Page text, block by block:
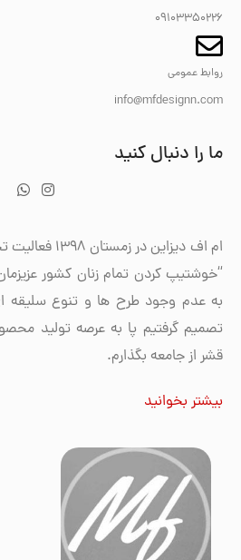
09103350226
روابط عمومی
info@mfdesignn.com
ما را دنبال کنید
ام اف دیزاین
“خوشتیپ کردن تمام زنان کشور
به عدم وجود طرح ها و تنوع سلیقه
تصمیم گرفتیم پا به عرصه تولید
قشر از جامعه بگذارم.
بیشتر بخوانید